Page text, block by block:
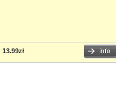
13.99zł